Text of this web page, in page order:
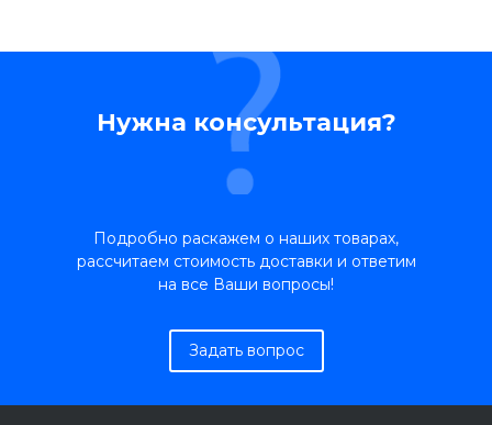
Нужна консультация?
Подробно раскажем о наших товарах,
рассчитаем стоимость доставки и ответим
на все Ваши вопросы!
Задать вопрос